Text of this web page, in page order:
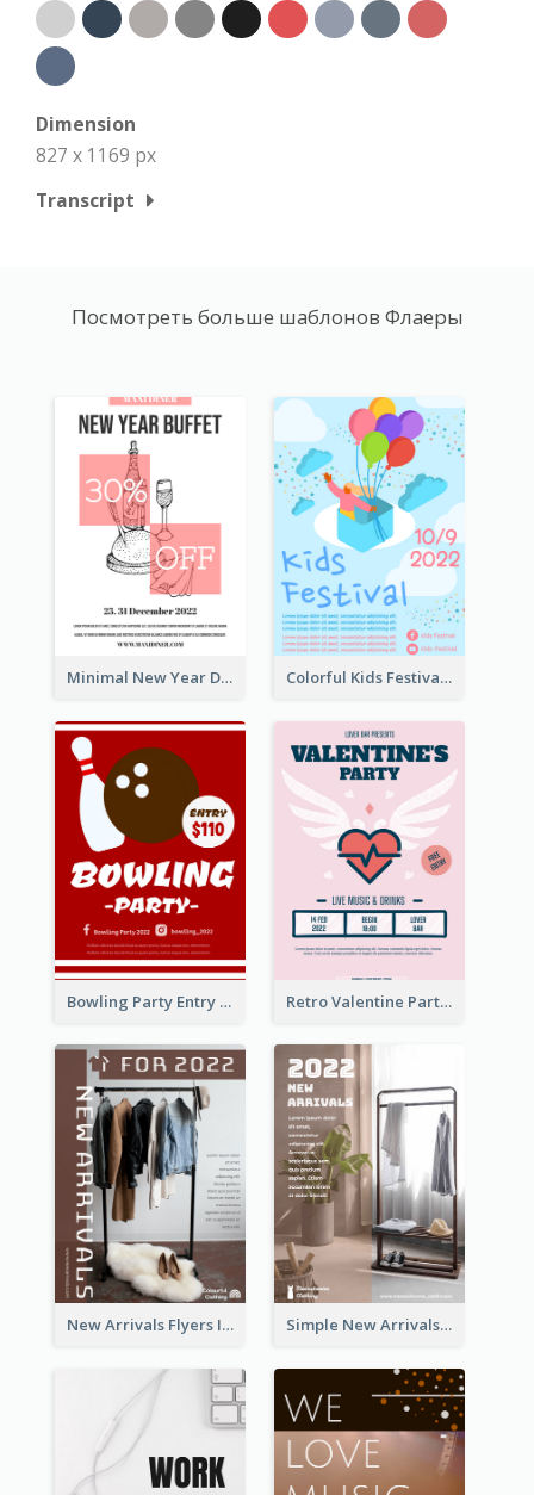
Dimension
827 x 1169 px
Transcript
Посмотреть больше шаблонов Флаеры
Minimal New Year Dinning Promotion Design Idea Colorful Kids Festival Flyer
Bowling Party Entry Flyer Retro Valentine Party Pink Flyers Design Templates
New Arrivals Flyers In In Brown Colour Tone Simple New Arrivals Flyer For The Coming Year